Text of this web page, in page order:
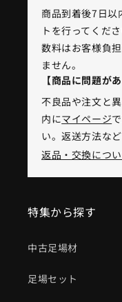
商品到着後7日以
トを行ってくだ
数料はお客様負
ません。
【商品に問題が
不良品や注文と
内にマイページ
い。返送方法な
返品・交換につ
特集から探す
中古足場材
足場セット